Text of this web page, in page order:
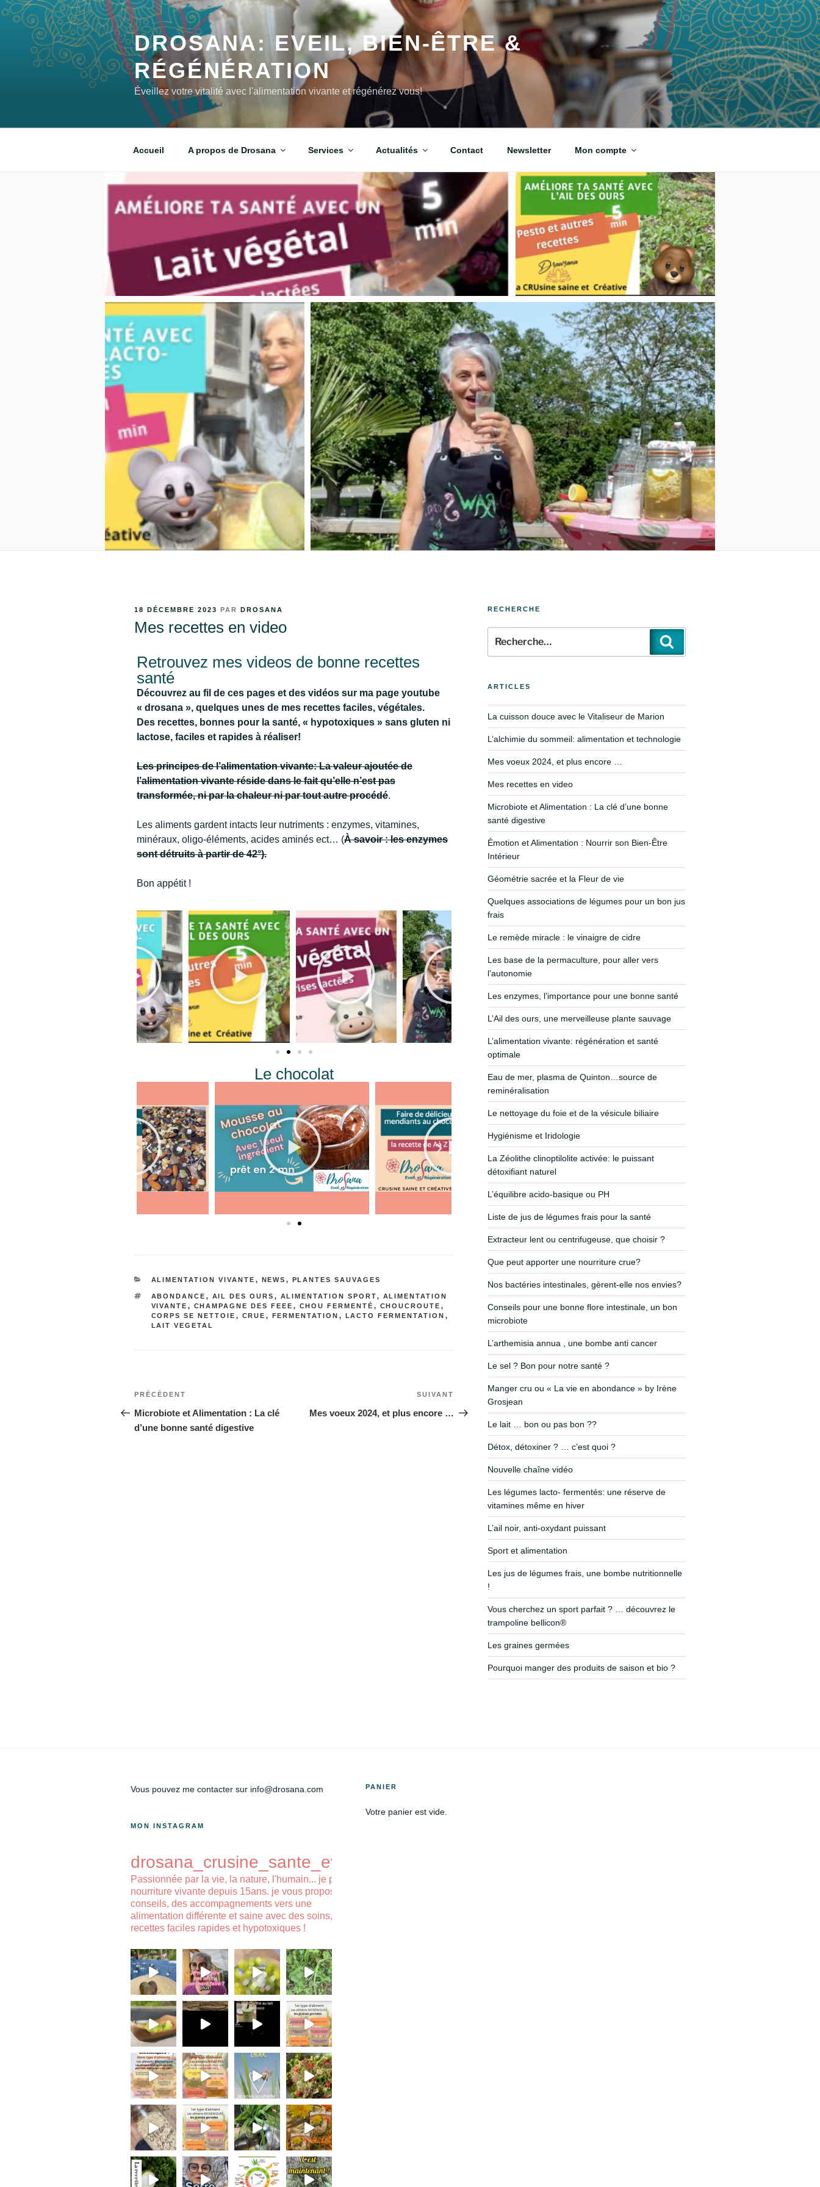
DROSANA: EVEIL, BIEN-ÊTRE &
RÉGÉNÉRATION
Éveillez votre vitalité avec l'alimentation vivante et régénérez vous!
Accueil A propos de Drosana Services Actualités Contact Newsletter Mon compte
18 DÉCEMBRE 2023 PAR DROSANA
Mes recettes en video
Retrouvez mes videos de bonne recettes
santé
Découvrez au fil de ces pages et des vidéos sur ma page youtube
« drosana », quelques unes de mes recettes faciles, végétales.
Des recettes, bonnes pour la santé, « hypotoxiques » sans gluten ni
lactose, faciles et rapides à réaliser!
Les principes de l’alimentation vivante: La valeur ajoutée de
l’alimentation vivante réside dans le fait qu’elle n’est pas
transformée, ni par la chaleur ni par tout autre procédé.
Les aliments gardent intacts leur nutriments : enzymes, vitamines,
minéraux, oligo-éléments, acides aminés ect… (À savoir : les enzymes
sont détruits à partir de 42°).
Bon appétit !
Le chocolat
ALIMENTATION VIVANTE , NEWS , PLANTES SAUVAGES
ABONDANCE , AIL DES OURS , ALIMENTATION SPORT, ALIMENTATION
VIVANTE , CHAMPAGNE DES FEEE , CHOU FERMENTÉ , CHOUCROUTE ,
CORPS SE NETTOIE , CRUE , FERMENTATION , LACTO FERMENTATION ,
LAIT VEGETAL
PRÉCÉDENT
Microbiote et Alimentation : La clé
d’une bonne santé digestive
SUIVANT
Mes voeux 2024, et plus encore …
RECHERCHE
ARTICLES
La cuisson douce avec le Vitaliseur de Marion
L’alchimie du sommeil: alimentation et technologie
Mes voeux 2024, et plus encore …
Mes recettes en video
Microbiote et Alimentation : La clé d’une bonne
santé digestive
Émotion et Alimentation : Nourrir son Bien-Être
Intérieur
Géométrie sacrée et la Fleur de vie
Quelques associations de légumes pour un bon jus
frais
Le remède miracle : le vinaigre de cidre
Les base de la permaculture, pour aller vers
l’autonomie
Les enzymes, l’importance pour une bonne santé
L’Ail des ours, une merveilleuse plante sauvage
L’alimentation vivante: régénération et santé
optimale
Eau de mer, plasma de Quinton…source de
reminéralisation
Le nettoyage du foie et de la vésicule biliaire
Hygiénisme et Iridologie
La Zéolithe clinoptilolite activée: le puissant
détoxifiant naturel
L’équilibre acido-basique ou PH
Liste de jus de légumes frais pour la santé
Extracteur lent ou centrifugeuse, que choisir ?
Que peut apporter une nourriture crue?
Nos bactéries intestinales, gèrent-elle nos envies?
Conseils pour une bonne flore intestinale, un bon
microbiote
L’arthemisia annua , une bombe anti cancer
Le sel ? Bon pour notre santé ?
Manger cru ou « La vie en abondance » by Irène
Grosjean
Le lait … bon ou pas bon ??
Détox, détoxiner ? … c’est quoi ?
Nouvelle chaîne vidéo
Les légumes lacto- fermentés: une réserve de
vitamines même en hiver
L’ail noir, anti-oxydant puissant
Sport et alimentation
Les jus de légumes frais, une bombe nutritionnelle
!
Vous cherchez un sport parfait ? … découvrez le
trampoline bellicon®
Les graines germées
Pourquoi manger des produits de saison et bio ?
Vous pouvez me contacter sur info@drosana.com
MON INSTAGRAM
drosana_crusine_sante_eveil_
Passionnée par la vie, la nature, l'humain... je prône la
nourriture vivante depuis 15ans. je vous propose des
conseils, des accompagnements vers une
alimentation différente et saine avec des soins, des
recettes faciles rapides et hypotoxiques !
PANIER
Votre panier est vide.